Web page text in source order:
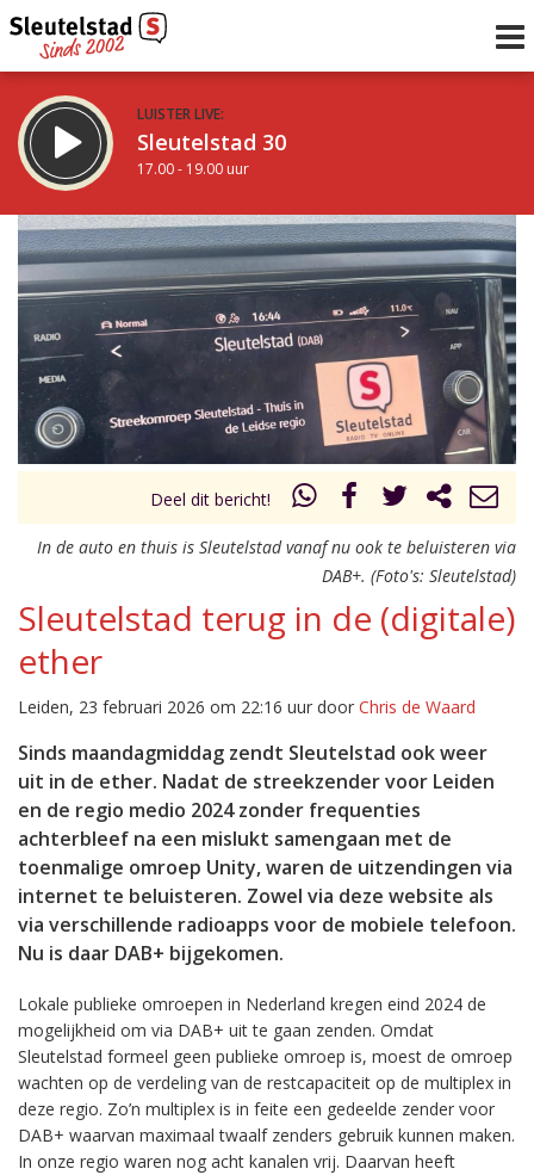
LUISTER LIVE:
Sleutelstad 30
17.00 - 19.00 uur
STRAKS:
De avond van Sleutelstad
19.00 - 0.00 uur
Vorig uur
uur 1 van 0 Volgend uur
Deel dit bericht!
In de auto en thuis is Sleutelstad vanaf nu ook te beluisteren via
DAB+. (Foto's: Sleutelstad)
Sleutelstad terug in de (digitale)
ether
Leiden, 23 februari 2026 om 22:16 uur door Chris de Waard
Sinds maandagmiddag zendt Sleutelstad ook weer
uit in de ether. Nadat de streekzender voor Leiden
en de regio medio 2024 zonder frequenties
achterbleef na een mislukt samengaan met de
toenmalige omroep Unity, waren de uitzendingen via
internet te beluisteren. Zowel via deze website als
via verschillende radioapps voor de mobiele telefoon.
Nu is daar DAB+ bijgekomen.
Lokale publieke omroepen in Nederland kregen eind 2024 de
mogelijkheid om via DAB+ uit te gaan zenden. Omdat
Sleutelstad formeel geen publieke omroep is, moest de omroep
wachten op de verdeling van de restcapaciteit op de multiplex in
deze regio. Zo’n multiplex is in feite een gedeelde zender voor
DAB+ waarvan maximaal twaalf zenders gebruik kunnen maken.
In onze regio waren nog acht kanalen vrij. Daarvan heeft